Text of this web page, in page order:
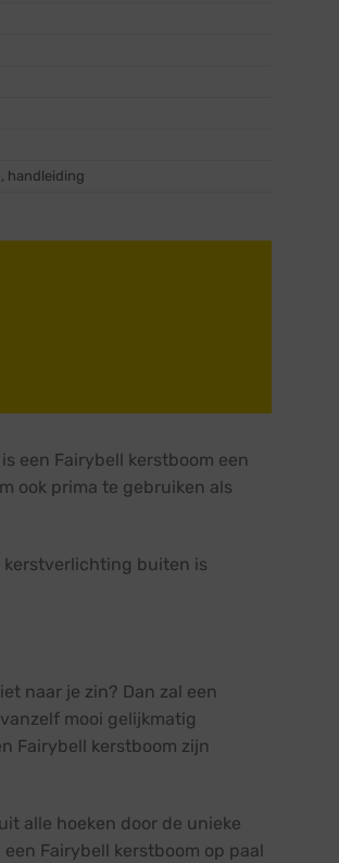
handleiding
een Fairybell kerstboom een
ook prima te gebruiken als
kerstverlichting buiten is
naar je zin? Dan zal een
mooi gelijkmatig
Fairybell kerstboom zijn
alle hoeken door de unieke
Fairybell kerstboom op paal